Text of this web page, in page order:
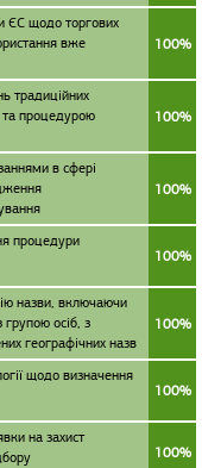
ЄС щодо торгових
вже
100%
традиційних
та процедурою
100%
в сфері
100%
процедури
100%
назви, включаючи
осіб, з
географічних назв
100%
щодо визначення
100%
на захист
100%